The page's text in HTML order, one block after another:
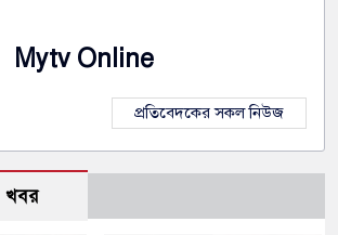
Mytv Online
প্রতিবেদকের সকল নিউজ
খবর